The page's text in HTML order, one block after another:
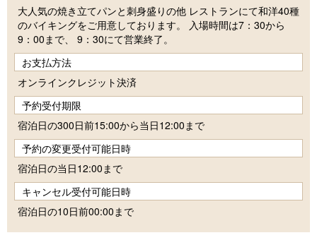
大人気の焼き立てパンと刺身盛りの他 レストランにて和洋40種
のバイキングをご用意しております。 入場時間は7：30から
9：00まで、 9：30にて営業終了。
お支払方法
オンラインクレジット決済
予約受付期限
宿泊日の300日前15:00から当日12:00まで
予約の変更受付可能日時
宿泊日の当日12:00まで
キャンセル受付可能日時
宿泊日の10日前00:00まで